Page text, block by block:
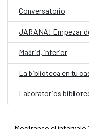
Conversatorio
JARANA! Empezar
Madrid, interior
La biblioteca en tu
Laboratorios